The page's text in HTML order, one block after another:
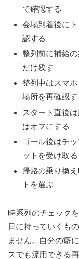
で確認する
会場到着後に
認する
整列前に補給
だけ残す
整列中はスマ
場所を再確認す
スタート直後
はオフにする
ゴール後はチ
ットを受け取る
帰路の乗り換
トを選ぶ
時系列のチェック
日に持っていくも
ません。自分の癖
スでも流用できる